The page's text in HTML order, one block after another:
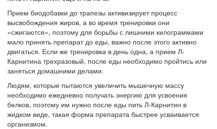
Прием биодобавки до трапезы активизирует процесс
высвобождения жиров, а во время тренировки они
«сжигаются», поэтому для борьбы с лишними килограммами
мало принять препарат до еды, важно после этого активно
двигаться. Если же тренировка в день одна, а прием Л-
Карнитина трехразовый, после еды необходимо пройтись или
заняться домашними делами.
Людям, которые пытаются увеличить мышечную массу
необходимо ежедневно получать энергию для усвоения
белков, поэтому им нужно после еды пить Л-Карнитин в
жидком виде, такая форма препарата быстрее усваивается
организмом.